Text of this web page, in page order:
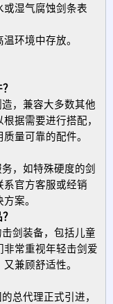
湿气腐蚀剑条表
环境中存放。
，兼容大多数其他
据需要进行搭配，
量可靠的配件。
，如特殊硬度的剑
官方客服或经销
案。
剑装备，包括儿童
常重视年轻击剑爱
兼顾舒适性。
总代理正式引进，